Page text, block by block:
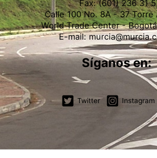
Fax: (601) 236 31
Calle 100 No. 8A - 37 Torre
World Trade Center -
E-mail:
Síganos en:
Twitter Instagram